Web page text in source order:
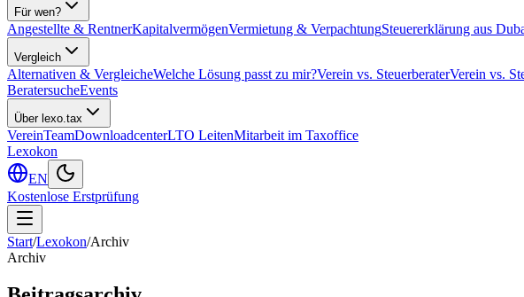
Für wen?
Angestellte & RentnerKapitalvermögenVermietung & VerpachtungSteuererklärung aus
Vergleich
Alternativen & VergleicheWelche Lösung passt zu mir?Verein vs. SteuerberaterVerein vs.
BeratersucheEvents
Über lexo.tax
VereinTeamDownloadcenterLTO LeitenMitarbeit im Taxoffice
Lexokon
EN
Kostenlose Erstprüfung
Start/Lexokon/Archiv
Archiv